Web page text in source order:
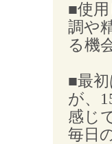
■使
調や
る機
■最
が、
感じ
毎日